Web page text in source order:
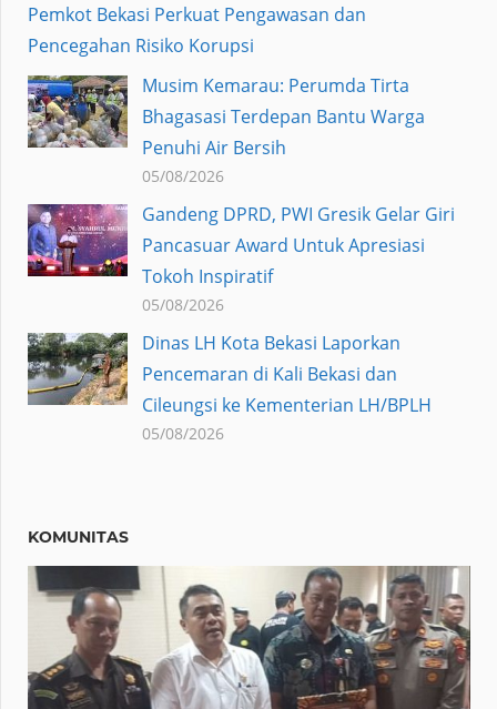
Pemkot Bekasi Perkuat Pengawasan dan
Pencegahan Risiko Korupsi
Musim Kemarau: Perumda Tirta
Bhagasasi Terdepan Bantu Warga
Penuhi Air Bersih
05/08/2026
Gandeng DPRD, PWI Gresik Gelar Giri
Pancasuar Award Untuk Apresiasi
Tokoh Inspiratif
05/08/2026
Dinas LH Kota Bekasi Laporkan
Pencemaran di Kali Bekasi dan
Cileungsi ke Kementerian LH/BPLH
05/08/2026
KOMUNITAS